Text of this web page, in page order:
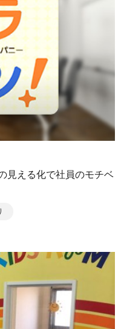
見える化で社員のモチベ